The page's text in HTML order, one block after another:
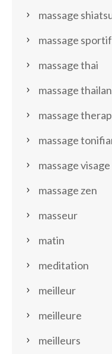
massage
massage sportif
massage thai
massage
massage
massage
massage visage
massage zen
masseur
matin
meditation
meilleur
meilleure
meilleurs